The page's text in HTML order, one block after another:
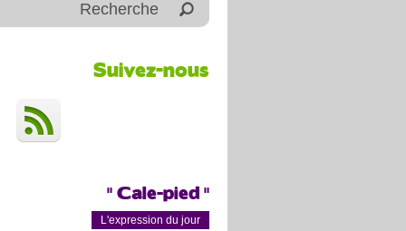
Suivez-nous
" Cale-pied "
L'expression du jour